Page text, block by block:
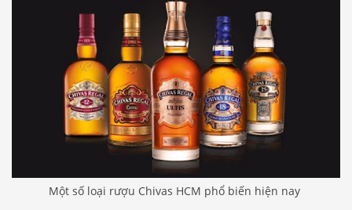
Một số loại rượu Chivas HCM phổ biến hiện nay